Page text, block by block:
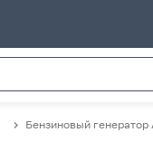
Бензиновый